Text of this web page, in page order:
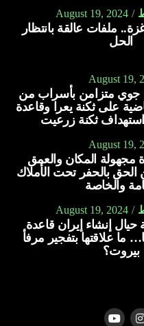
August 19, 2024
ملفات عالقة بانتظار
الحل
August 19,
جوي متزامن بأسراب من
على ثكنة يعرا وقاعدة
ثكنة زرعيت
August 19,
منشأة مجهولة المكان والعمق
بالحفر تحت الأملاك
والخاصة
August 19, 2024
حيال إنشاء إيران قاعدة
ما علاقتها بتفجير مرفأ
بيروت؟